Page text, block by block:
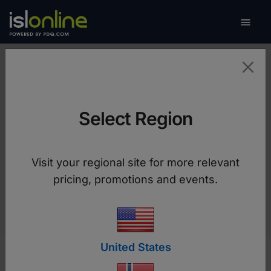

Ressurser
andre tekniske dokumenter.
Select Region
Visit your regional site for more relevant
pricing, promotions and events.
United States